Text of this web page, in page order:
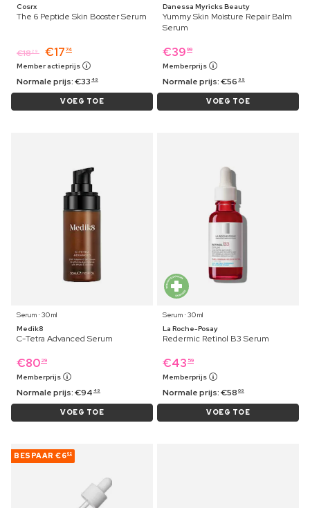
Cosrx
The 6 Peptide Skin Booster Serum
€1829 €17 74
Member actieprijs
Normale prijs:€33 49
VOEG TOE
Danessa Myricks Beauty
Yummy Skin Moisture Repair Balm
Serum
€39 99
Memberprijs
Normale prijs:€56 99
VOEG TOE
Serum ⋅ 30 ml
Medik8
C-Tetra Advanced Serum
€80 29
Memberprijs
Normale prijs:€94 49
VOEG TOE
Serum ⋅ 30 ml
La Roche-Posay
Redermic Retinol B3 Serum
€43 59
Memberprijs
Normale prijs:€58 09
VOEG TOE
BESPAAR €602